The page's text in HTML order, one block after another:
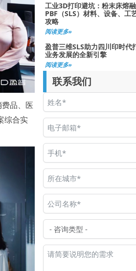
品、医
综合实
工业3D打印避坑：粉末床熔融
PBF（SLS）材料、设备、工
攻略
阅读更多»
盈普三维SLS助力四川印时代
业务发展的全新引擎
阅读更多»
联系我们